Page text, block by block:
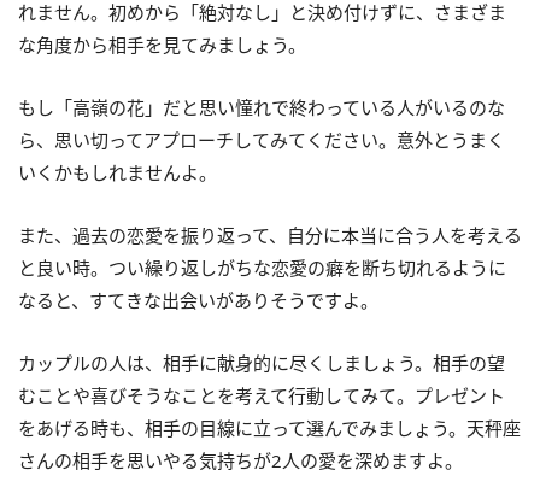
れません。初めから「絶対なし」と決め付けずに、さまざま
な角度から相手を見てみましょう。
もし「高嶺の花」だと思い憧れで終わっている人がいるのな
ら、思い切ってアプローチしてみてください。意外とうまく
いくかもしれませんよ。
また、過去の恋愛を振り返って、自分に本当に合う人を考える
と良い時。つい繰り返しがちな恋愛の癖を断ち切れるように
なると、すてきな出会いがありそうですよ。
カップルの人は、相手に献身的に尽くしましょう。相手の望
むことや喜びそうなことを考えて行動してみて。プレゼント
をあげる時も、相手の目線に立って選んでみましょう。天秤座
さんの相手を思いやる気持ちが2人の愛を深めますよ。